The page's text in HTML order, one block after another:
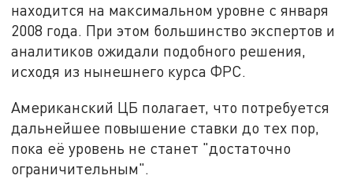
находится на максимальном уровне с января
2008 года. При этом большинство экспертов и
аналитиков ожидали подобного решения,
исходя из нынешнего курса ФРС.
Американский ЦБ полагает, что потребуется
дальнейшее повышение ставки до тех пор,
пока её уровень не станет "достаточно
ограничительным".